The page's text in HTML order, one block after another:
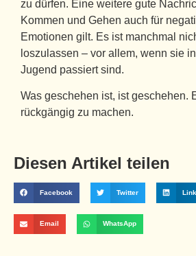
zu dürfen. Eine weitere gute
Kommen und Gehen auch für
Emotionen gilt. Es ist manchmal
loszulassen – vor allem, wenn sie
Jugend passiert sind.
Was geschehen ist, ist geschehen.
rückgängig zu machen.
Diesen Artikel teilen
Facebook Twitter
Email WhatsApp